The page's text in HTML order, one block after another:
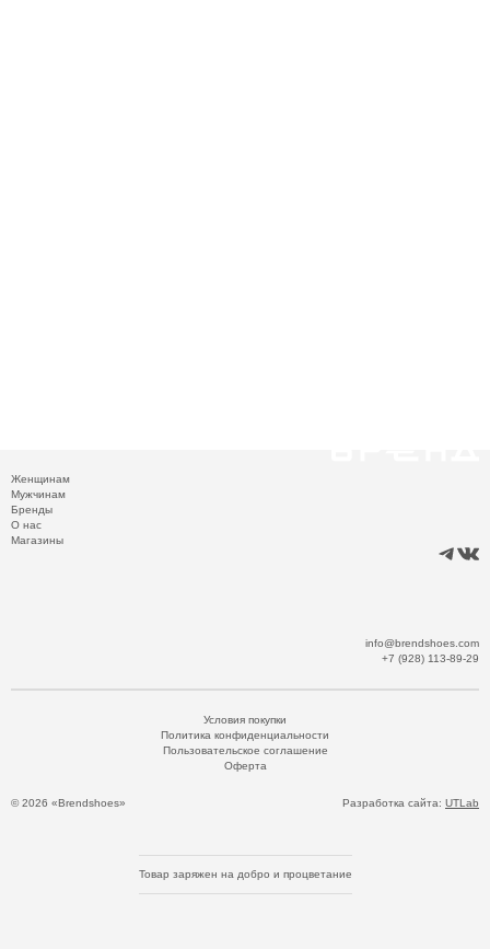
Женщинам
Мужчинам
Бренды
О нас
Магазины
info@brendshoes.com
+7 (928) 113-89-29
© 2026 «Brendshoes»
Условия покупки
Политика конфиденциальности
Пользовательское соглашение
Оферта
Разработка сайта: UTLab
Товар заряжен на добро и процветание